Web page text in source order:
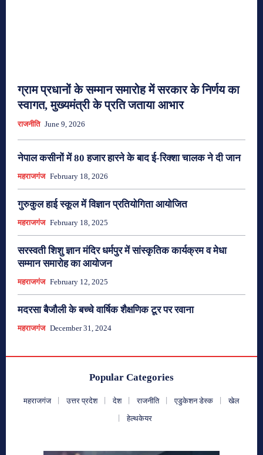
ग्राम प्रधानों के सम्मान समारोह में सरकार के निर्णय का
स्वागत, मुख्यमंत्री के प्रति जताया आभार
राजनीति June 9, 2026
नेपाल कसीनों में 80 हजार हारने के बाद ई-रिक्शा चालक ने दी जान
महराजगंज February 18, 2026
गुरुकुल हाई स्कूल में विज्ञान प्रतियोगिता आयोजित
महराजगंज February 18, 2025
सरस्वती शिशु ज्ञान मंदिर धर्मपुर में सांस्कृतिक कार्यक्रम व मेधा
सम्मान समारोह का आयोजन
महराजगंज February 12, 2025
मदरसा बैजौली के बच्चे वार्षिक शैक्षणिक टूर पर रवाना
महराजगंज December 31, 2024
Popular Categories
महराजगंज उत्तर प्रदेश देश राजनीति एडुकेशन डेस्क
खेल
हेल्थकेयर